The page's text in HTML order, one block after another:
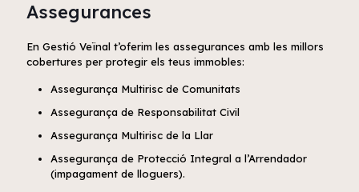
Assegurances
En Gestió Veïnal t’oferim les assegurances amb les millors
cobertures per protegir els teus immobles:
Assegurança Multirisc de Comunitats
Assegurança de Responsabilitat Civil
Assegurança Multirisc de la Llar
Assegurança de Protecció Integral a l’Arrendador
(impagament de lloguers).